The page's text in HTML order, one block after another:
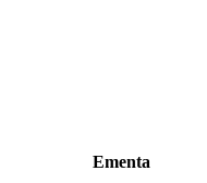
Ementa